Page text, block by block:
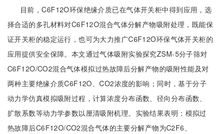
目前，C6F12O环保绝缘介质已在气体开关柜中得到应用，选
择合适的多孔材料对C6F12O混合气体分解产物吸附处理，既能保
证开关柜的稳定运行，也可为大力推广C6F12O环保气体开关柜的
应用提供安全保障。本文通过气体吸附实验探究ZSM-5分子筛对
C6F12O/CO2混合气体模拟过热故障后分解产物的吸附性能及对
两种主要绝缘介质C6F12O、CO2浓度的影响；同时，基于分子
动力学仿真模拟吸附过程，计算浓度分布函数、径向分布函数、
扩散系数等动力学参数以厘清吸附机理。实验结果表明：模拟过
热故障后C6F12O/CO2混合气体的主要分解产物为C2F6、